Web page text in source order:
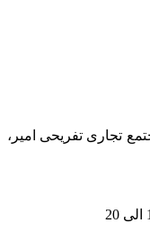
تجاری تفریحی امیر،